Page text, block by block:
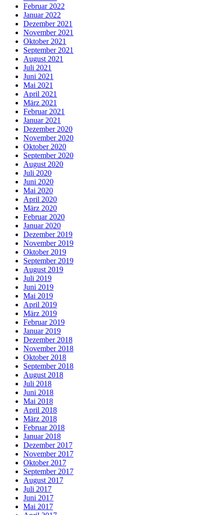
Februar 2022
Januar 2022
Dezember 2021
November 2021
Oktober 2021
September 2021
August 2021
Juli 2021
Juni 2021
Mai 2021
April 2021
März 2021
Februar 2021
Januar 2021
Dezember 2020
November 2020
Oktober 2020
September 2020
August 2020
Juli 2020
Juni 2020
Mai 2020
April 2020
März 2020
Februar 2020
Januar 2020
Dezember 2019
November 2019
Oktober 2019
September 2019
August 2019
Juli 2019
Juni 2019
Mai 2019
April 2019
März 2019
Februar 2019
Januar 2019
Dezember 2018
November 2018
Oktober 2018
September 2018
August 2018
Juli 2018
Juni 2018
Mai 2018
April 2018
März 2018
Februar 2018
Januar 2018
Dezember 2017
November 2017
Oktober 2017
September 2017
August 2017
Juli 2017
Juni 2017
Mai 2017